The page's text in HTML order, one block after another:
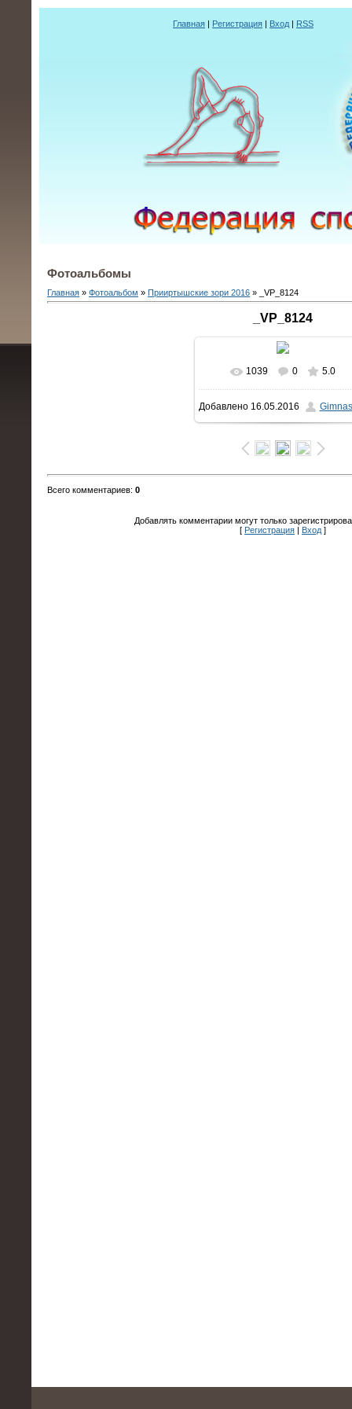
Главная | Регистрация | Вход | RSS
Фотоальбомы
Главная » Фотоальбом » Прииртышские зори 2016 » _VP_8124
_VP_8124
В реальном размере
1500x1000/ 929.8Kb
1039 0 5.0
Добавлено16.05.2016
Всего комментариев: 0
Добавлять комментарии могут только
[ Регистрация Вход]